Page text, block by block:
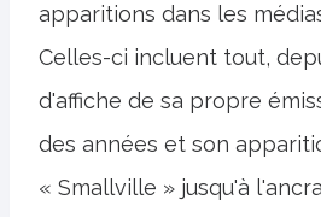
apparitions dans les
Celles-ci incluent tout,
d'affiche de sa propre
des années et son
« Smallville » jusqu'à